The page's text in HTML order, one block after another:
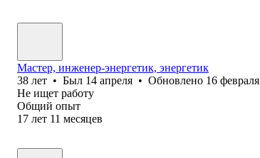
Мастер, инженер-энергетик, энергетик
38 лет • Был 14 апреля • Обновлено 16 февраля
Не ищет работу
Общий опыт
17 лет 11 месяцев